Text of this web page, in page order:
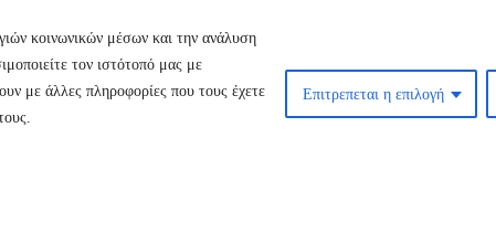
κοινωνικών μέσων και την ανάλυση
τον ιστότοπό μας με
με άλλες πληροφορίες που τους έχετε
Επιτρεπεται η επιλογή